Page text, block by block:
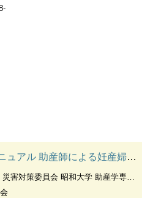
ル 助産師による妊産婦・母子支援
会 昭和大学 助産学専攻科 神奈川県 大学発・政策提案制度